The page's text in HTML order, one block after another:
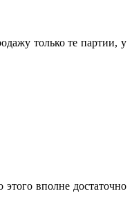
только те партии, у
вполне достаточно